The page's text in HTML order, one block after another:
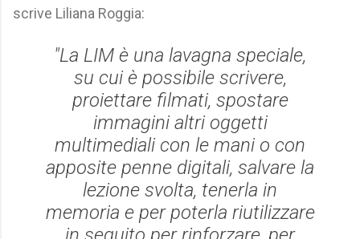
scrive Liliana Roggia:
"La LIM è una lavagna speciale,
su cui è possibile scrivere,
proiettare filmati, spostare
immagini altri oggetti
multimediali con le mani o con
apposite penne digitali, salvare la
lezione svolta, tenerla in
memoria e per poterla riutilizzare